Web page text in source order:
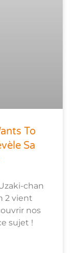
To
Sa
chan
2 vient
nos
sujet !